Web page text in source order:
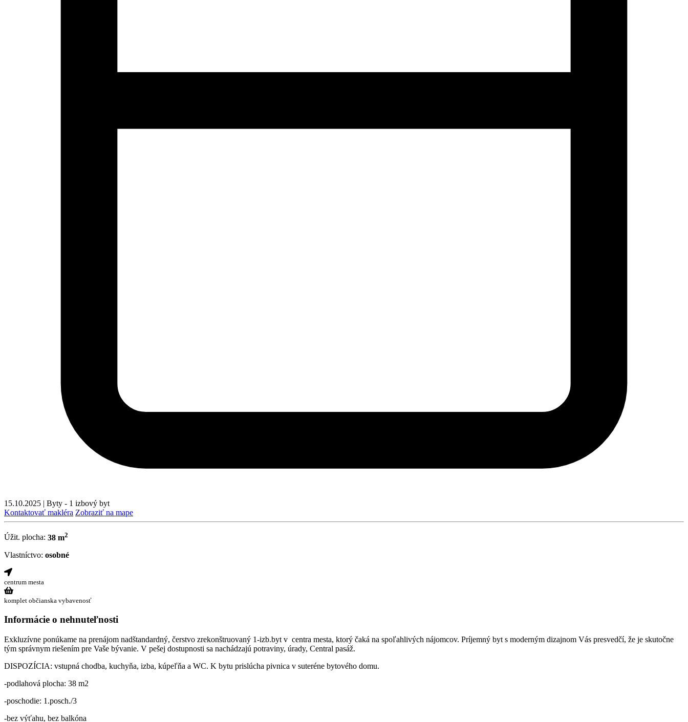
15.10.2025 | Byty - 1 izbový byt
Kontaktovať makléra Zobraziť na mape
Úžit. plocha: 38 m2
Vlastníctvo: osobné
centrum mesta
komplet občianska vybavenosť
Informácie o nehnuteľnosti
Exkluzívne ponúkame na prenájom nadštandardný, čerstvo zrekonštruovaný 1-izb.byt v centra mesta, ktorý čaká na spoľahlivých nájomcov. Príjemný byt s moderným dizajnom Vás presvedčí, že je skutočne
tým správnym riešením pre Vaše bývanie. V pešej dostupnosti sa nachádzajú potraviny, úrady, Central pasáž.
DISPOZÍCIA: vstupná chodba, kuchyňa, izba, kúpeľňa a WC. K bytu prislúcha pivnica v suteréne bytového domu.
-podlahová plocha: 38 m2
-poschodie: 1.posch./3
-bez výťahu, bez balkóna